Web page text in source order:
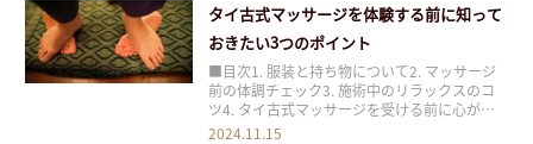
タイ古式マッサージを体験する前に知って
おきたい3つのポイント
■目次1. 服装と持ち物について2. マッサージ
前の体調チェック3. 施術中のリラックスのコ
ツ4. タイ古式マッサージを受ける前に心がけ
ること5. まとめ 目次1 1. 服装と持ち物につい
2024.11.15